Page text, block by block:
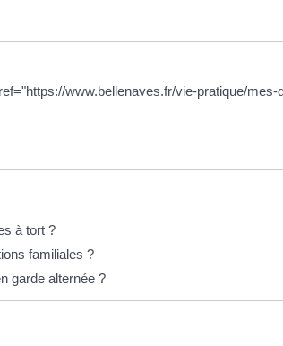
www.bellenaves.fr/vie-pratique/
à tort ?
familiales ?
garde alternée ?